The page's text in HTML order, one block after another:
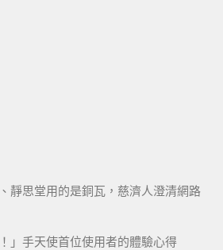
靜思堂用的是銅瓦，慈濟人澄清網路
」手天使首位使用者的體驗心得